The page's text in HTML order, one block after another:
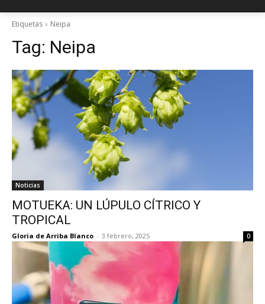
Etiquetas Neipa
Tag: Neipa
Noticias
MOTUEKA: UN LÚPULO CÍTRICO Y
TROPICAL
Gloria de Arriba Blanco - 3 febrero, 2025 0